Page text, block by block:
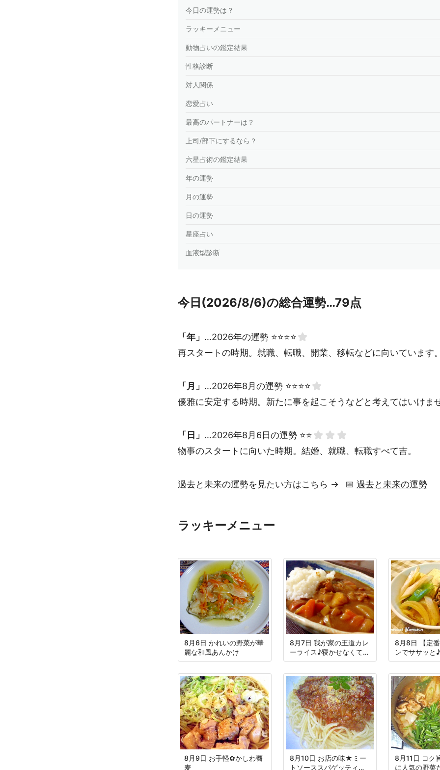
今日の運勢は？
ラッキーメニュー
動物占いの鑑定結果
性格診断
対人関係
恋愛占い
最高のパートナーは？
上司/部下にするなら？
六星占術の鑑定結果
年の運勢
月の運勢
日の運勢
星座占い
血液型診断
今日(2026/8/6)の総合運勢…79点
「年」 …2026年の運勢 ⭐⭐⭐⭐
再スタートの時期。就職、転職、開業、移転などに向いています
「月」 …2026年8月の運勢 ⭐⭐⭐⭐
優雅に安定する時期。新たに事を起こそうなどと考えてはいけま
「日」 …2026年8月6日の運勢 ⭐⭐
物事のスタートに向いた時期。結婚、就職、転職すべて吉。
過去と未来の運勢を見たい方はこちら → 📅 過去と未来の運勢
ラッキーメニュー
8月6日 かれいの野菜が華
麗な和風あんかけ
8月7日 我が家の王道カレ
ーライス♪寝かせなくても
美味しい♪
8月8日 【定
ンでササッと
8月9日 お手軽✿かしわ蕎
麦
8月10日 お店の味★ミー
トソーススパゲッティー
8月11日 コク
に人気の野菜